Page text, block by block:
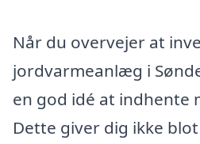
Når du overvejer at
jordvarmeanlæg i
en god idé at indhente
Dette giver dig ikke